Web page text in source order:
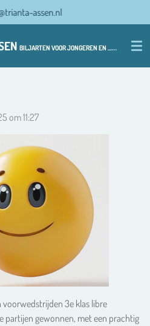
BILJARTEN VOOR JONGEREN EN ................ OUDERE JONGEREN
assen.nl
om 11:27
3e klas libre
partijen gewonnen, met een prachtig